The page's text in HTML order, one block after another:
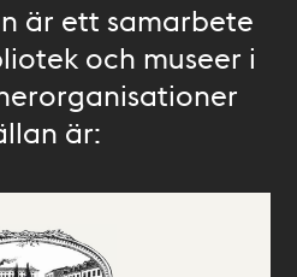
är ett samarbete
och museer i
är: